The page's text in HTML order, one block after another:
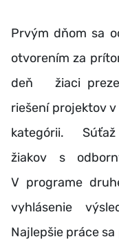
Prvým dňom sa
otvorením za
deň žiaci
riešení projektov
kategórii. Súťaž
žiakov s
V programe
vyhlásenie
Najlepšie práce